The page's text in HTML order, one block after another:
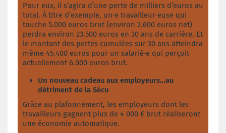
Pour eux, il s’agira d’une perte de milliers d’euros au
total. À titre d’exemple, un·e travailleur·euse qui
touche 5.000 euros brut (environ 2.600 euros net)
perdra environ 23.500 euros en 30 ans de carrière. Et
le montant des pertes cumulées sur 30 ans atteindra
même 45.400 euros pour un salarié·e qui perçoit
actuellement 6.000 euros brut.
Un nouveau cadeau aux employeurs…au
détriment de la Sécu
Grâce au plafonnement, les employeurs dont les
travailleurs gagnent plus de 4 000 € brut réaliseront
une économie automatique.